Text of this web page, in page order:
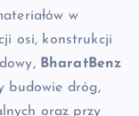
w
osi, konstrukcji
BharatBenz
budowie dróg,
oraz przy